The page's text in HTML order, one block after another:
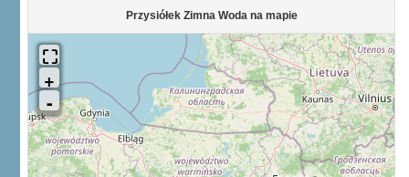
Przysiółek Zimna Woda na mapie